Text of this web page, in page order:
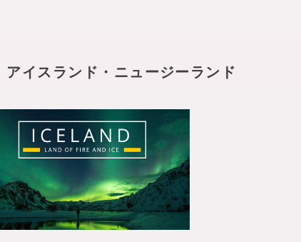
イスランド・ニュージーランド